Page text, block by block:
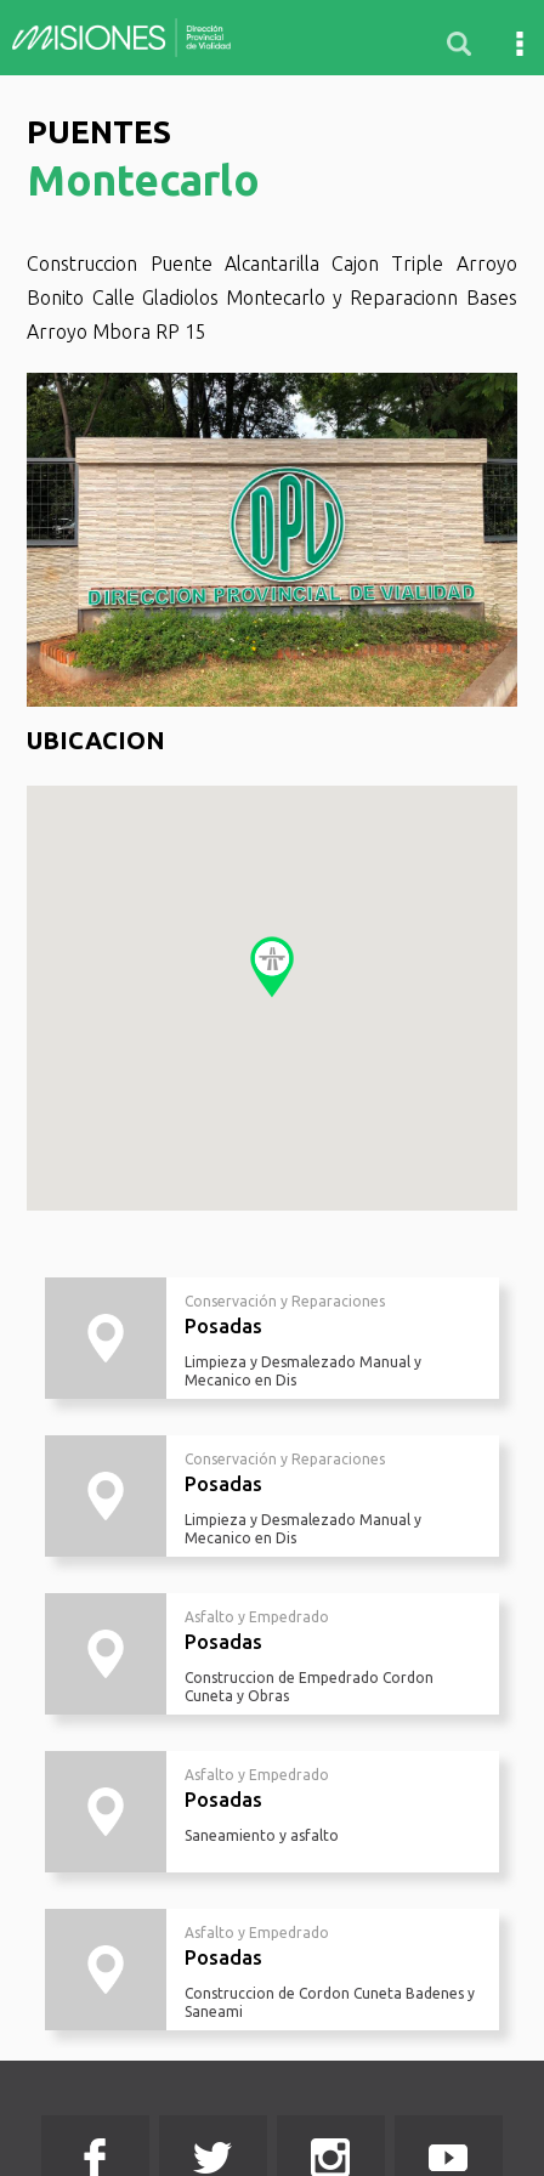
PUENTES
Montecarlo
Construccion Puente Alcantarilla Cajon Triple Arroyo
Bonito Calle Gladiolos Montecarlo y Reparacionn Bases
Arroyo Mbora RP 15
UBICACION
Conservación y Reparaciones
Posadas
Limpieza y Desmalezado Manual y
Mecanico en Dis
Conservación y Reparaciones
Posadas
Limpieza y Desmalezado Manual y
Mecanico en Dis
Asfalto y Empedrado
Posadas
Construccion de Empedrado Cordon
Cuneta y Obras
Asfalto y Empedrado
Posadas
Saneamiento y asfalto
Asfalto y Empedrado
Posadas
Construccion de Cordon Cuneta Badenes y
Saneami